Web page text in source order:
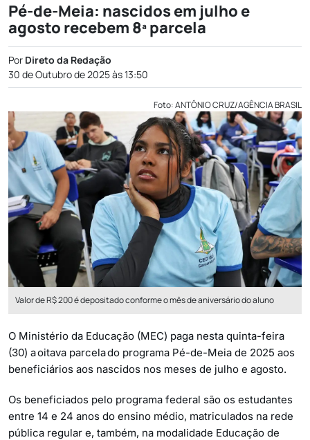
Pé-de-Meia: nascidos em julho e
agosto recebem 8ª parcela
Por Direto da Redação
30 de Outubro de 2025 às 13:50
Foto: ANTÔNIO CRUZ/AGÊNCIA BRASIL
Valor de R$ 200 é depositado conforme o mês de aniversário do aluno
O Ministério da Educação (MEC) paga nesta quinta-feira
(30) a oitava parcela do programa Pé-de-Meia de 2025 aos
beneficiários aos nascidos nos meses de julho e agosto.
Os beneficiados pelo programa federal são os estudantes
entre 14 e 24 anos do ensino médio, matriculados na rede
pública regular e, também, na modalidade Educação de